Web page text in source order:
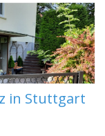
in Stuttgart